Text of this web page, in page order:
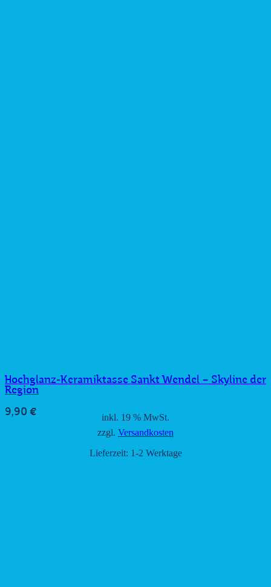
Hochglanz-Keramiktasse Sankt Wendel – Skyline der
Region
9,90 €
inkl. 19 % MwSt.
zzgl. Versandkosten
Lieferzeit: 1-2 Werktage